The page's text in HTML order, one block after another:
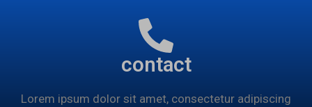
contact
Lorem ipsum dolor sit amet, consectetur adipiscing